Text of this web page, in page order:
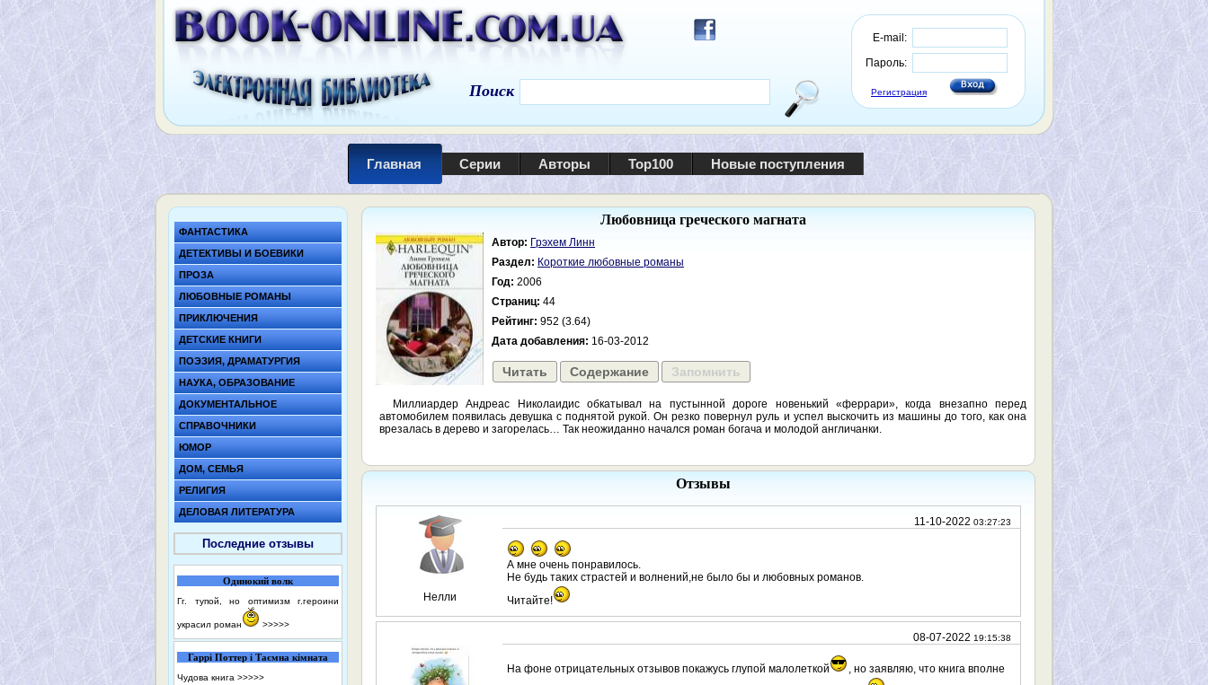
E-mail:
Пароль:
Регистрация
Поиск
Главная Серии Авторы Top100 Новые поступления
ФАНТАСТИКА
ДЕТЕКТИВЫ И БОЕВИКИ
ПРОЗА
ЛЮБОВНЫЕ РОМАНЫ
ПРИКЛЮЧЕНИЯ
ДЕТСКИЕ КНИГИ
ПОЭЗИЯ, ДРАМАТУРГИЯ
НАУКА, ОБРАЗОВАНИЕ
ДОКУМЕНТАЛЬНОЕ
СПРАВОЧНИКИ
ЮМОР
ДОМ, СЕМЬЯ
РЕЛИГИЯ
ДЕЛОВАЯ ЛИТЕРАТУРА
Последние отзывы
Одинокий волк
Гг. тупой, но оптимизм г.героини
украсил роман >>>>>
Гаррі Поттер і Таємна кімната
Чудова книга >>>>>
Любовница греческого магната
Автор: Грэхем Линн
Раздел: Короткие любовные романы
Год: 2006
Страниц: 44
Рейтинг: 952 (3.64)
Дата добавления: 16-03-2012
Читать Содержание Запомнить
Миллиардер Андреас Николаидис обкатывал на пустынной дороге новенький «феррари», когда внезапно перед
автомобилем появилась девушка с поднятой рукой. Он резко повернул руль и успел выскочить из машины до того, как она
врезалась в дерево и загорелась… Так неожиданно начался роман богача и молодой англичанки.
Отзывы
Нелли
11-10-2022 03:27:23
А мне очень понравилось.
Не будь таких страстей и волнений,не было бы и любовных романов.
Читайте!
08-07-2022 19:15:38
На фоне отрицательных отзывов покажусь глупой малолеткой
, но заявляю, что книга вполне